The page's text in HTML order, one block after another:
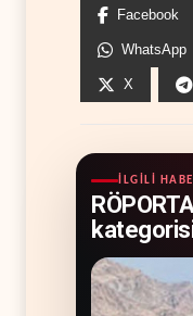
Facebook
WhatsApp
X
İLGILI